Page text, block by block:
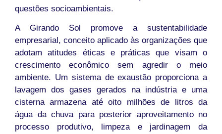
questões socioambientais.
A Girando Sol promove a sustentabilidade
empresarial, conceito aplicado às organizações que
adotam atitudes éticas e práticas que visam o
crescimento econômico sem agredir o meio
ambiente. Um sistema de exaustão proporciona a
lavagem dos gases gerados na indústria e uma
cisterna armazena até oito milhões de litros da
água da chuva para posterior aproveitamento no
processo produtivo, limpeza e jardinagem da